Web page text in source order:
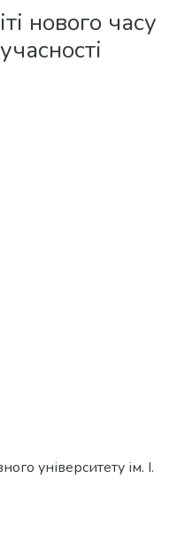
нового часу
університету ім. І.